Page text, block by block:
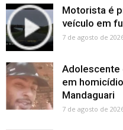
Motorista é
veículo em
7 de agosto de
Adolescente
em
Mandaguari
7 de agosto de